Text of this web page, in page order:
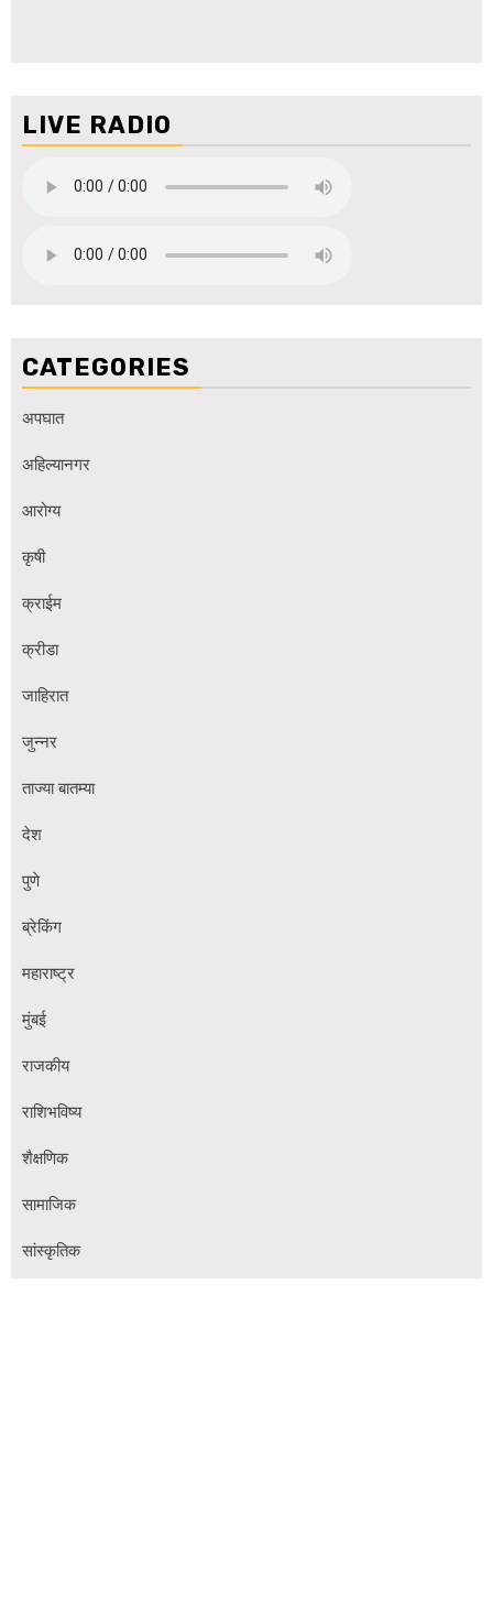
LIVE RADIO
CATEGORIES
अपघात
अहिल्यानगर
आरोग्य
कृषी
क्राईम
क्रीडा
जाहिरात
जुन्नर
ताज्या बातम्या
देश
पुणे
ब्रेकिंग
महाराष्ट्र
मुंबई
राजकीय
राशिभविष्य
शैक्षणिक
सामाजिक
सांस्कृतिक